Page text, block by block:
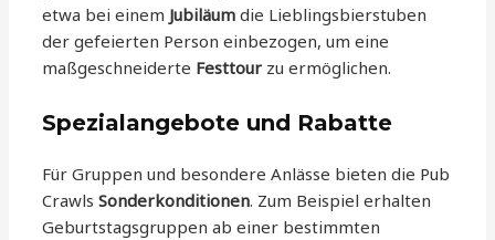
etwa bei einem Jubiläum die Lieblingsbierstuben
der gefeierten Person einbezogen, um eine
maßgeschneiderte Festtour zu ermöglichen.
Spezialangebote und Rabatte
Für Gruppen und besondere Anlässe bieten die Pub
CrawlsSonderkonditionen. Zum Beispiel erhalten
Geburtstagsgruppen ab einer bestimmten